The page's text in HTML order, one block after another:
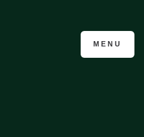
CMMI认证咨询
MENU